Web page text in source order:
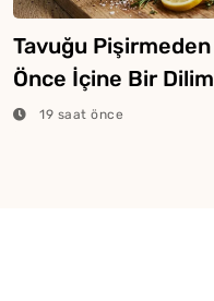
Tavuğu Pişirmeden
Önce İçine Bir Dilim
Limon Atarsanız Ne
19 saat önce